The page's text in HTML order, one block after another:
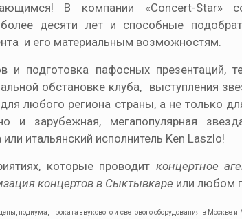
В компании «Concert-Star»
десяти лет и способные
и его материальным возможностям.
и подготовка пафосных презентаций,
обстановке клуба, выступления
любого региона страны, а не только
и зарубежная, мегапопулярная
итальянский исполнитель Ken Laszlo!
которые проводит концертное
концертов в Сыктывкаре или любом
подиума, проката звукового и светового оборудования в Москве